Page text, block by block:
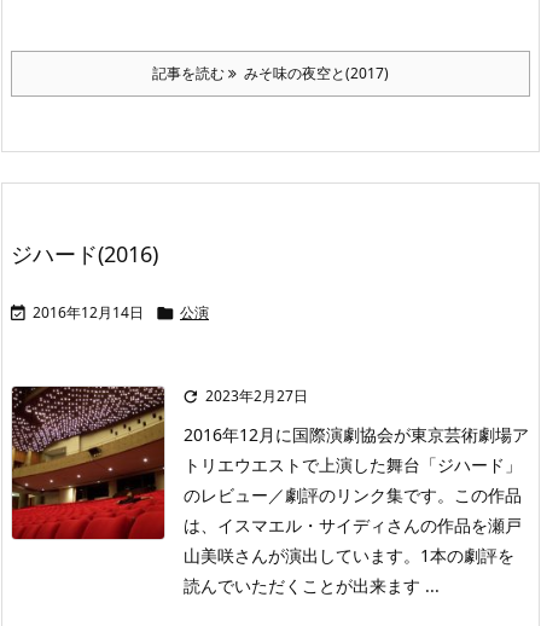
記事を読む みそ味の夜空と(2017)
ジハード(2016)
 2016年12月14日  公演
 2023年2月27日
2016年12月に国際演劇協会が東京芸術劇場ア
トリエウエストで上演した舞台「ジハード」
のレビュー／劇評のリンク集です。この作品
は、イスマエル・サイディさんの作品を瀬戸
山美咲さんが演出しています。1本の劇評を
読んでいただくことが出来ます ...